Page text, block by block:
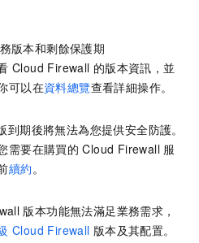
版本和剩餘保護期
Cloud Firewall 的版本資訊，並
可以在資料總覽查看詳細操作。
到期後將無法為您提供安全防護。
需要在購買的 Cloud Firewall 服
續約 。
版本功能無法滿足業務需求，
Cloud Firewall 版本及其配置。